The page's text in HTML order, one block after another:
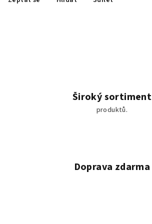
Široký sortiment
produktů.
Doprava zdarma